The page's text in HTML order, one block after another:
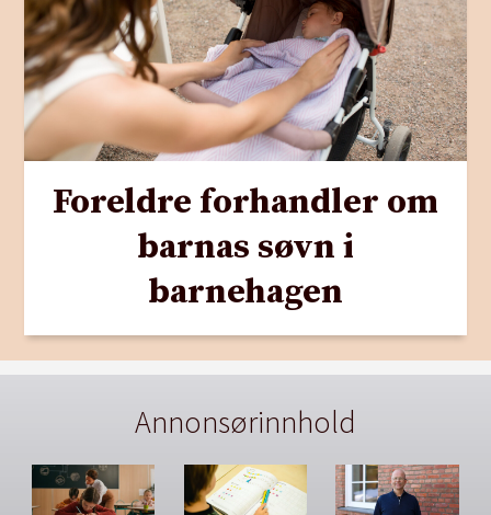
Foreldre forhandler om
barnas søvn i
barnehagen
Annonsørinnhold